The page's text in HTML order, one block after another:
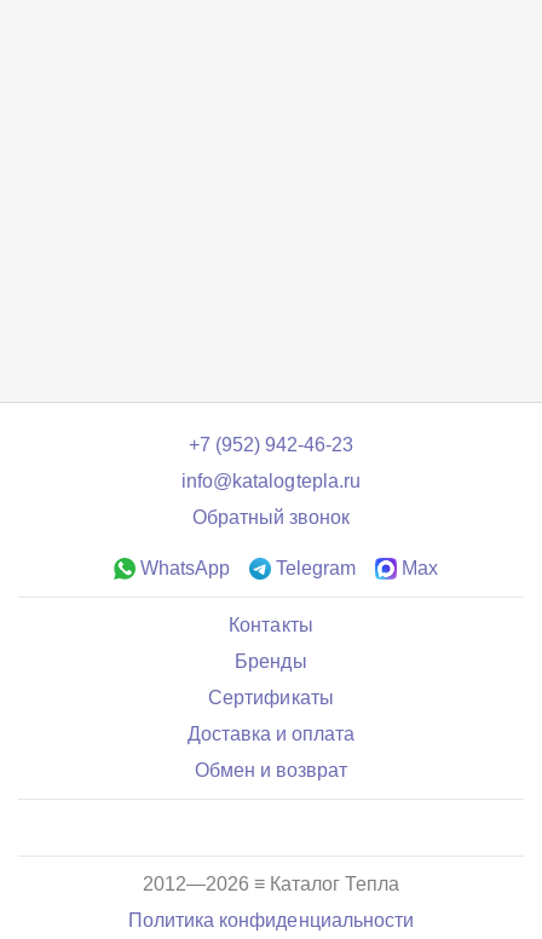
+7 (952) 942-46-23
info@katalogtepla.ru
Обратный звонок
WhatsApp Telegram Max
Контакты
Бренды
Сертификаты
Доставка и оплата
Обмен и возврат
2012—2026 ≡ Каталог Тепла
Политика конфиденциальности